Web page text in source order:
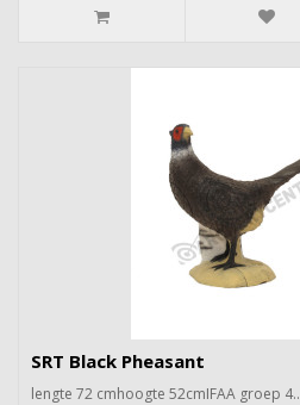
SRT Black Pheasant
lengte 72 cmhoogte 52cmIFAA groep 4..